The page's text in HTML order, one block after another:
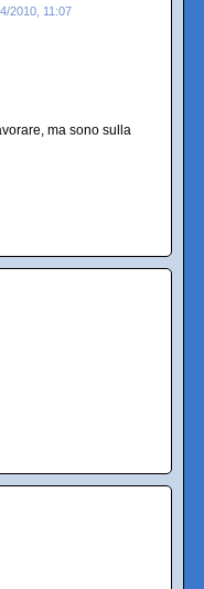
2010, 11:07
ma sono sulla